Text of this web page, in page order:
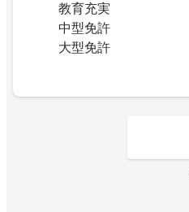
教育充実
中型免許
大型免許